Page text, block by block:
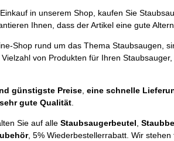
in unserem Shop, kaufen Sie
Ihnen, dass der Artikel eine gute
Shop rund um das Thema Staubsaugen,
von Produkten für Ihren
günstigste Preise,eine schnelle
gute Qualität.
Sie auf alleStaubsaugerbeutel,
, 5% Wiederbestellerrabatt. Wir